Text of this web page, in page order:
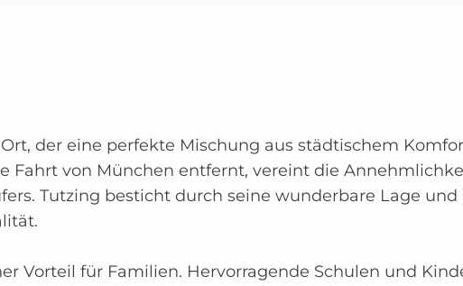
der eine perfekte Mischung aus städtischem
Fahrt von München entfernt, vereint die
Tutzing besticht durch seine wunderbare Lage
Vorteil für Familien. Hervorragende Schulen und